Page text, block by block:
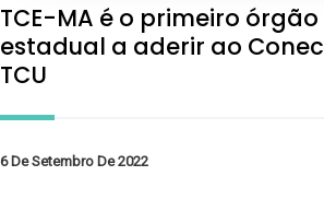
TCE-MA é o primeiro órgão
estadual a aderir ao
TCU
6 De Setembro De 2022